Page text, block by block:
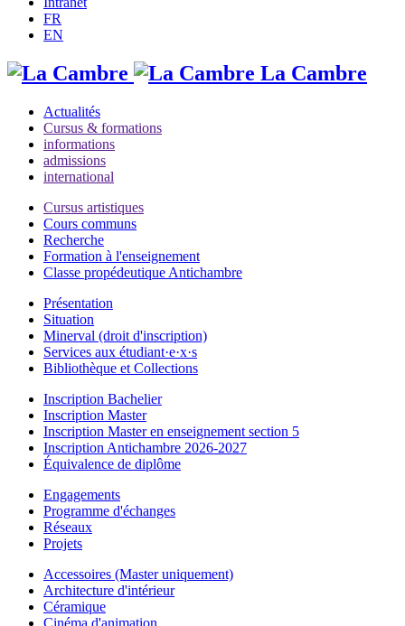
FR
EN
La Cambre
Actualités
Cursus & formations
informations
admissions
international
Cursus artistiques
Cours communs
Recherche
Formation à l'enseignement
Classe propédeutique Antichambre
Présentation
Situation
Minerval (droit d'inscription)
Services aux étudiant·e·x·s
Bibliothèque et Collections
Inscription Bachelier
Inscription Master
Inscription Master en enseignement section 5
Inscription Antichambre 2026-2027
Équivalence de diplôme
Engagements
Programme d'échanges
Réseaux
Projets
Accessoires (Master uniquement)
Architecture d'intérieur
Céramique
Cinéma d'animation